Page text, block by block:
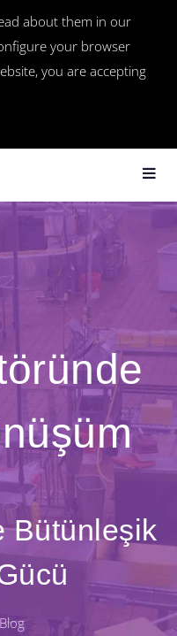
about them in our
your browser
you are accepting
Bütünleşik